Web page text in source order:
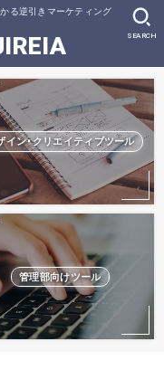
る逆引きマーケティング
SEARCH
イン･クリエイティブツール
管理部向けツール